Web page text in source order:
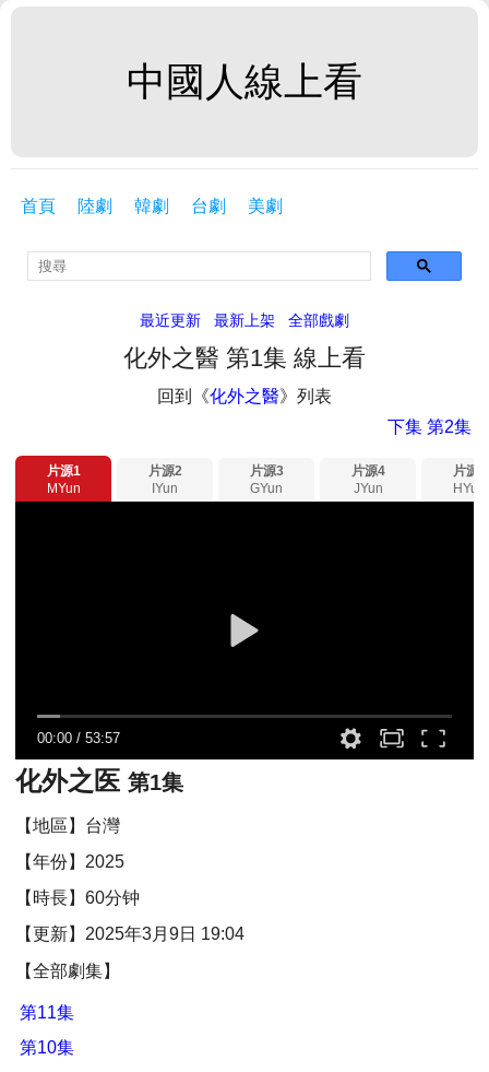
中國人線上看
首頁 陸劇 韓劇 台劇 美劇
最近更新 最新上架 全部戲劇
化外之醫 第1集 線上看
回到《化外之醫》列表
下集 第2集
片源1
MYun
片源2
IYun
片源3
GYun
片源4
JYun
片源5
HYun
00:00 /53:57
化外之医第1集
【地區】台灣
【年份】2025
【時長】60分钟
【更新】2025年3月9日 19:04
【全部劇集】
第11集
第10集